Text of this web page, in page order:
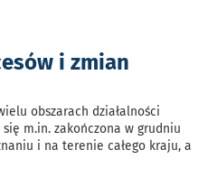
i zmian
obszarach działalności
się m.in. zakończona w grudniu
i na terenie całego kraju, a